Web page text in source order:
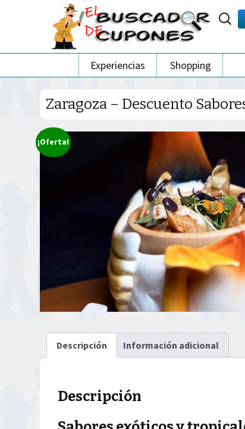
Buscar
por:
Ir
al
contenido
Experiencias Shopping
Zaragoza – Descuento
¡Oferta!
Descripción Información adicional
Descripción